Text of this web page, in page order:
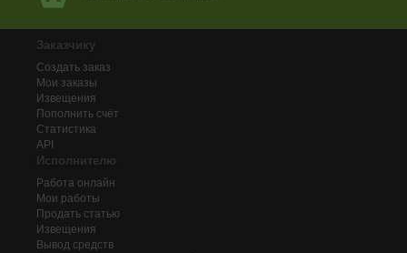
Заказчику
Создать заказ
Мои заказы
Извещения
Пополнить счёт
Статистика
API
Исполнителю
Работа онлайн
Мои работы
Продать статью
Извещения
Вывод средств